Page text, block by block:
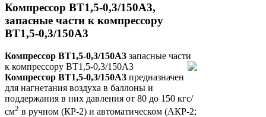
Компрессор ВТ1,5-0,3/150А3,
запасные части к компрессору
ВТ1,5-0,3/150А3
Компрессор ВТ1,5-0,3/150А3 запасные части
к компрессору ВТ1,5-0,3/150А3
Компрессор ВТ1,5-0,3/150А3 предназначен
для нагнетания воздуха в баллоны и
поддержания в них давления от 80 до 150 кгс/
см2 в ручном (КР-2) и автоматическом (АКР-2;